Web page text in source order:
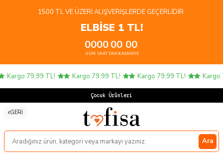
1500 TL VE ÜZERI ALIŞVERIŞLERDE GEÇERLIDIR.
ELBİSE 1 TL!
00
GÜN
00
SAAT
00
DAKIKA
00
SANIYE
Kargo 79,99 TL! Kargo 79,99 TL! Kargo 79,99 TL! Kargo
Çocuk Ürünlerinde
GERI
Ara